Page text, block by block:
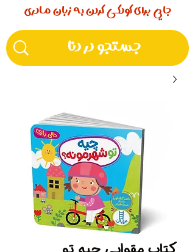
جایی برای کودکـــی کردن بـه زبان مـادری